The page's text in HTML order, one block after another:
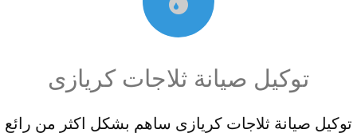
توكيل صيانة ثلاجات كريازى
توكيل صيانة ثلاجات كريازى ساهم بشكل اكثر من رائع